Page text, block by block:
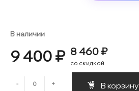
В наличии
9 400 ₽ 8 460 ₽
со скидкой
- + В корзину